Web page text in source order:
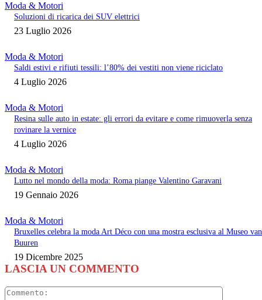
Moda & Motori
Soluzioni di ricarica dei SUV elettrici
23 Luglio 2026
Moda & Motori
Saldi estivi e rifiuti tessili: l’80% dei vestiti non viene riciclato
4 Luglio 2026
Moda & Motori
Resina sulle auto in estate: gli errori da evitare e come rimuoverla senza
rovinare la vernice
4 Luglio 2026
Moda & Motori
Lutto nel mondo della moda: Roma piange Valentino Garavani
19 Gennaio 2026
Moda & Motori
Bruxelles celebra la moda Art Déco con una mostra esclusiva al Museo van
Buuren
19 Dicembre 2025
LASCIA UN COMMENTO